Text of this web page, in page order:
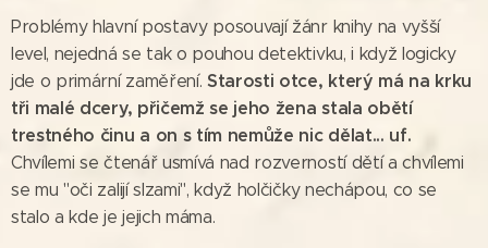
Problémy hlavní postavy posouvají žánr knihy na vyšší
level, nejedná se tak o pouhou detektivku, i když logicky
jde o primární zaměření. Starosti otce, který má na krku
tři malé dcery, přičemž se jeho žena stala obětí
trestného činu a on s tím nemůže nic dělat... uf.
Chvílemi se čtenář usmívá nad rozverností dětí a chvílemi
se mu "oči zalijí slzami", když holčičky nechápou, co se
stalo a kde je jejich máma.